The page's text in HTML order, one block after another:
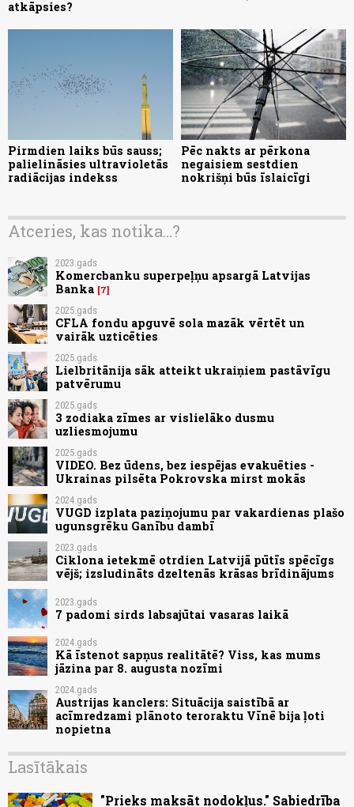
atkāpsies?
Pirmdien laiks būs sauss;
palielināsies ultravioletās
radiācijas indekss
Pēc nakts ar pērkona
negaisiem sestdien
nokrišņi būs īslaicīgi
Atceries, kas notika...?
2023.gads
Komercbanku superpeļņu apsargā Latvijas
Banka 7
2025.gads
CFLA fondu apguvē sola mazāk vērtēt un
vairāk uzticēties
2025.gads
Lielbritānija sāk atteikt ukraiņiem pastāvīgu
patvērumu
2025.gads
3 zodiaka zīmes ar vislielāko dusmu
uzliesmojumu
2025.gads
VIDEO. Bez ūdens, bez iespējas evakuēties -
Ukrainas pilsēta Pokrovska mirst mokās
2024.gads
VUGD izplata paziņojumu par vakardienas plašo
ugunsgrēku Ganību dambī
2023.gads
Ciklona ietekmē otrdien Latvijā pūtīs spēcīgs
vējš; izsludināts dzeltenās krāsas brīdinājums
2023.gads
7 padomi sirds labsajūtai vasaras laikā
2024.gads
Kā īstenot sapņus realitātē? Viss, kas mums
jāzina par 8. augusta nozīmi
2024.gads
Austrijas kanclers: Situācija saistībā ar
acīmredzami plānoto teroraktu Vīnē bija ļoti
nopietna
Lasītākais
"Prieks maksāt nodokļus." Sabiedrība